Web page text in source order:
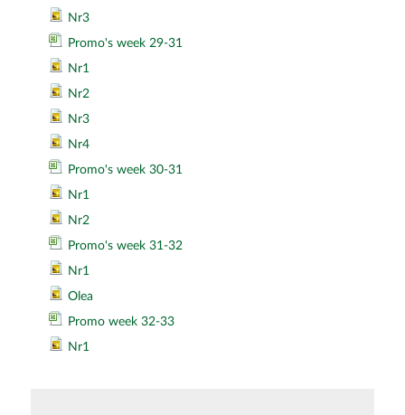
Nr3
Promo's week 29-31
Nr1
Nr2
Nr3
Nr4
Promo's week 30-31
Nr1
Nr2
Promo's week 31-32
Nr1
Olea
Promo week 32-33
Nr1